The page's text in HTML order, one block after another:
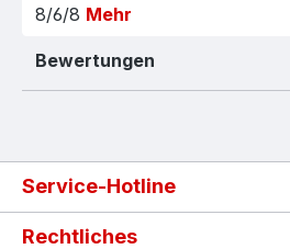
8/6/8 Mehr
Bewertungen
Service-Hotline
Rechtliches